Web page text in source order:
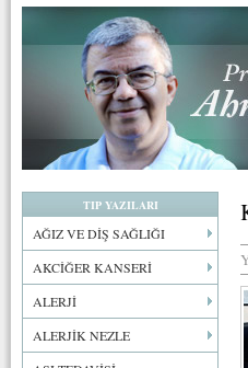
TIP YAZILARI
AĞIZ VE DİŞ SAĞLIĞI
AKCİĞER KANSERİ
ALERJİ
ALERJİK NEZLE